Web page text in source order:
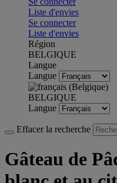
Liste d'envies
Se connecter
Liste d'envies
Région
BELGIQUE
Langue
Langue
BELGIQUE
Langue
Effacer la recherche
Gâteau de